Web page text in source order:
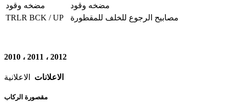
مضخه وقود
مضخه وقود
TRLR BCK / UP
مصابيح الرجوع للخلف للمقطورة
2010 ، 2011 ، 2012
الاعلانات الاعلانية
مقصورة الركاب